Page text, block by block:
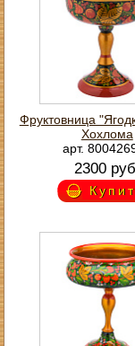
Фруктовница
Хохлома
арт.
2300